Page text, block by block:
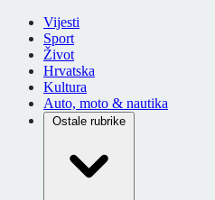
Vijesti
Sport
Život
Hrvatska
Kultura
Auto, moto & nautika
Ostale rubrike